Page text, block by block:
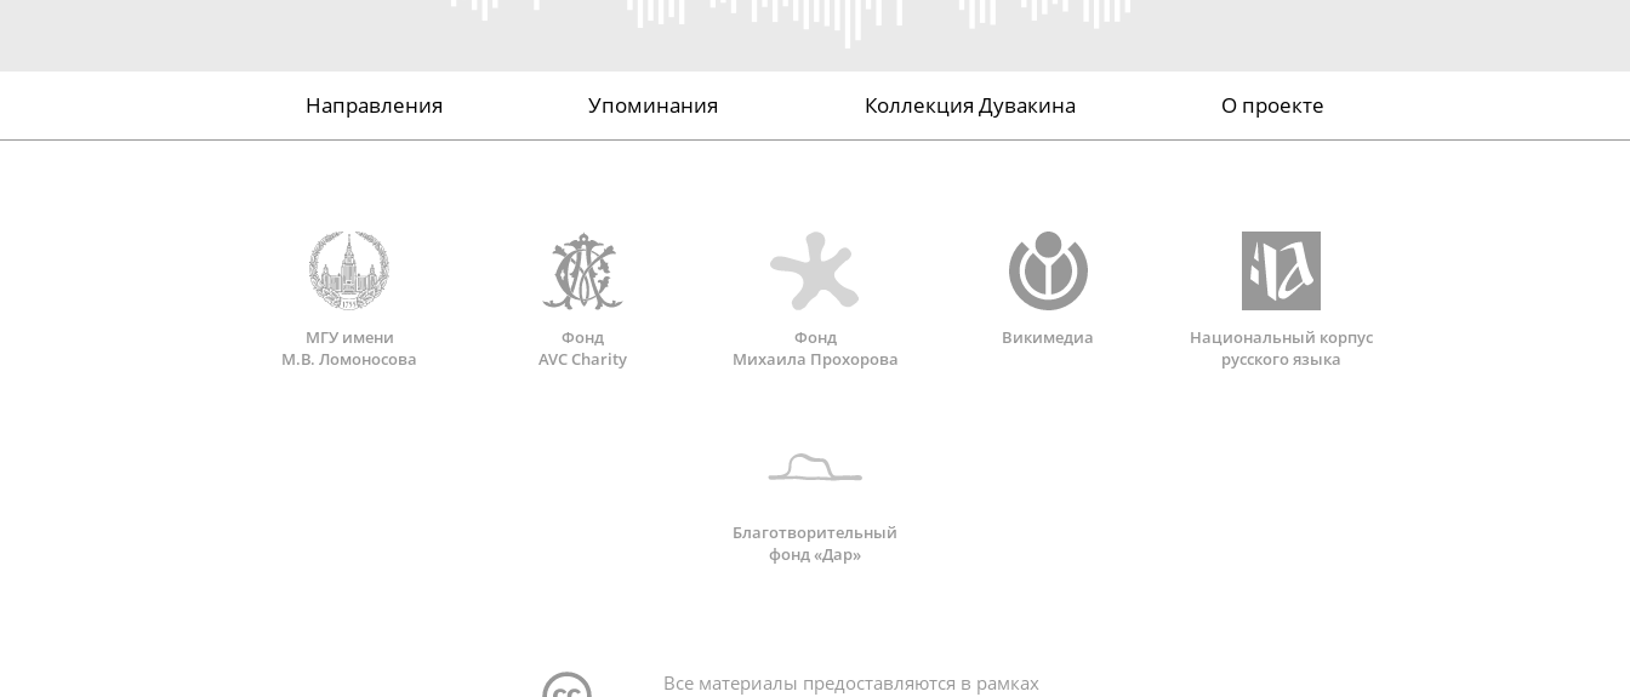
Направления Упоминания Коллекция Дувакина О проекте
МГУ имени
М.В. Ломоносова
Фонд
AVC Charity
Фонд
Михаила Прохорова
Викимедиа
Национальный корпус
русского языка
Благотворительный
фонд «Дар»
Все материалы предоставляются в рамках